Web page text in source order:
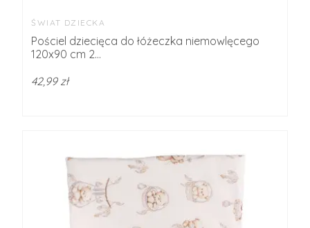
ŚWIAT DZIECKA
Pościel dziecięca do łóżeczka niemowlęcego
120x90 cm 2...
42,99 zł